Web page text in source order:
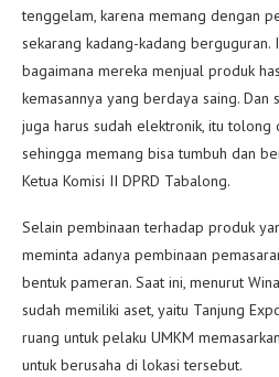
tenggelam, karena memang dengan
sekarang kadang-kadang berguguran.
bagaimana mereka menjual produk
kemasannya yang berdaya saing. Dan
juga harus sudah elektronik, itu tolong
sehingga memang bisa tumbuh dan
Ketua Komisi II DPRD Tabalong.
Selain pembinaan terhadap produk
meminta adanya pembinaan
bentuk pameran. Saat ini, menurut
sudah memiliki aset, yaitu Tanjung
ruang untuk pelaku UMKM
untuk berusaha di lokasi tersebut.